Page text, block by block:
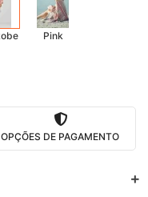
Pink
OPÇÕES DE PAGAMENTO